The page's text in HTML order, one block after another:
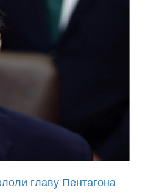
главу Пентагона